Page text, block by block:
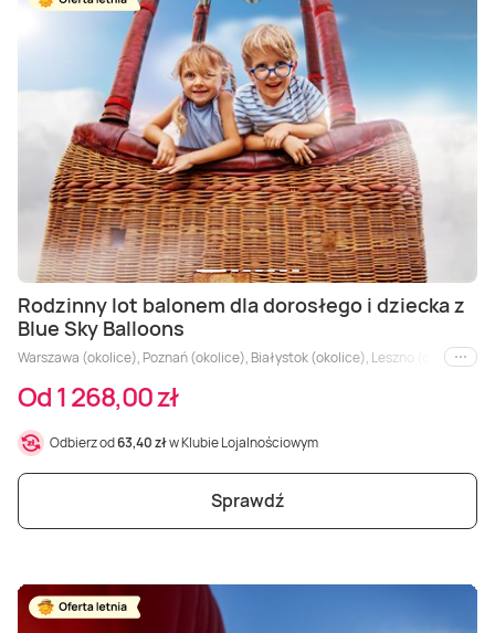
Rodzinny lot balonem dla dorosłego i dziecka z
Blue Sky Balloons
Warszawa (okolice), Poznań (okolice), Białystok (okolice), Leszno (okolice),
i inne
Od 1 268,00 zł
Odbierz od63,40 złw Klubie Lojalnościowym
Sprawdź